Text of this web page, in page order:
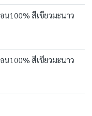
น100% สีเขียวมะนาว
น100% สีเขียวมะนาว